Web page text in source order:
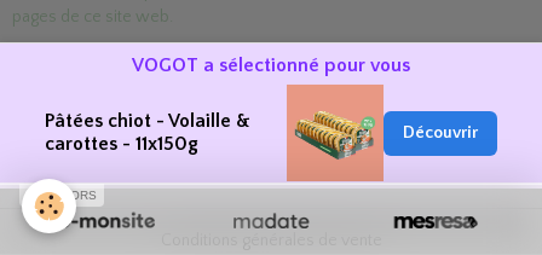
VOGOT a sélectionné pour vous
Pâtées chiot - Volaille &
carottes - 11x150g
Découvrir
pages de ce site web.
Signaler un contenu illicite sur ce site
SPONSORS